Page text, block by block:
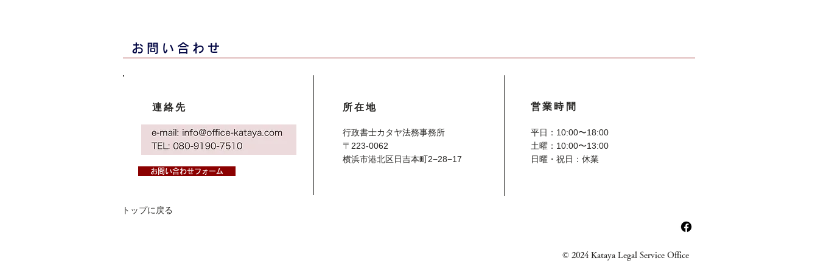
お問い合わせ
連絡先 所在地 営業時間
行政書士カタヤ法務事務所
〒223-0062
横浜市港北区日吉本町2−28−17
平日：10:00〜18:00
土曜：10:00〜13:00
日曜・祝日：休業
お問い合わせフォーム
トップに戻る
© 2024 Kataya Legal Service Office